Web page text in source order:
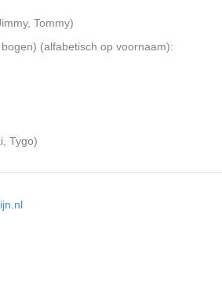
Tommy)
(alfabetisch op voornaam):
Tygo)